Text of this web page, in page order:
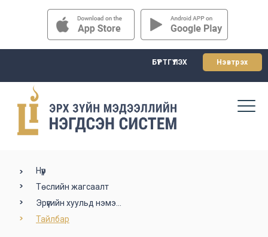
БҮРТГҮҮЛЭХ Нэвтрэх
Нүүр
Төслийн жагсаалт
Эрүүгийн хуульд нэмэ...
Тайлбар